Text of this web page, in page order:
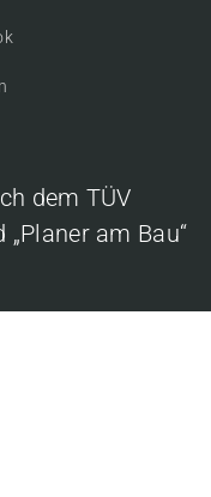
dem TÜV
am Bau“